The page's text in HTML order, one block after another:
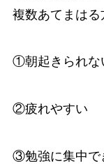
複数あてまはる
①朝起きられな
②疲れやすい
③勉強に集中で